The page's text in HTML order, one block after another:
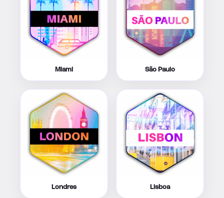
Miami São Paulo
Londres Lisboa